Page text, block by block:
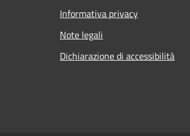
Informativa privacy
Note legali
Dichiarazione di accessibilità